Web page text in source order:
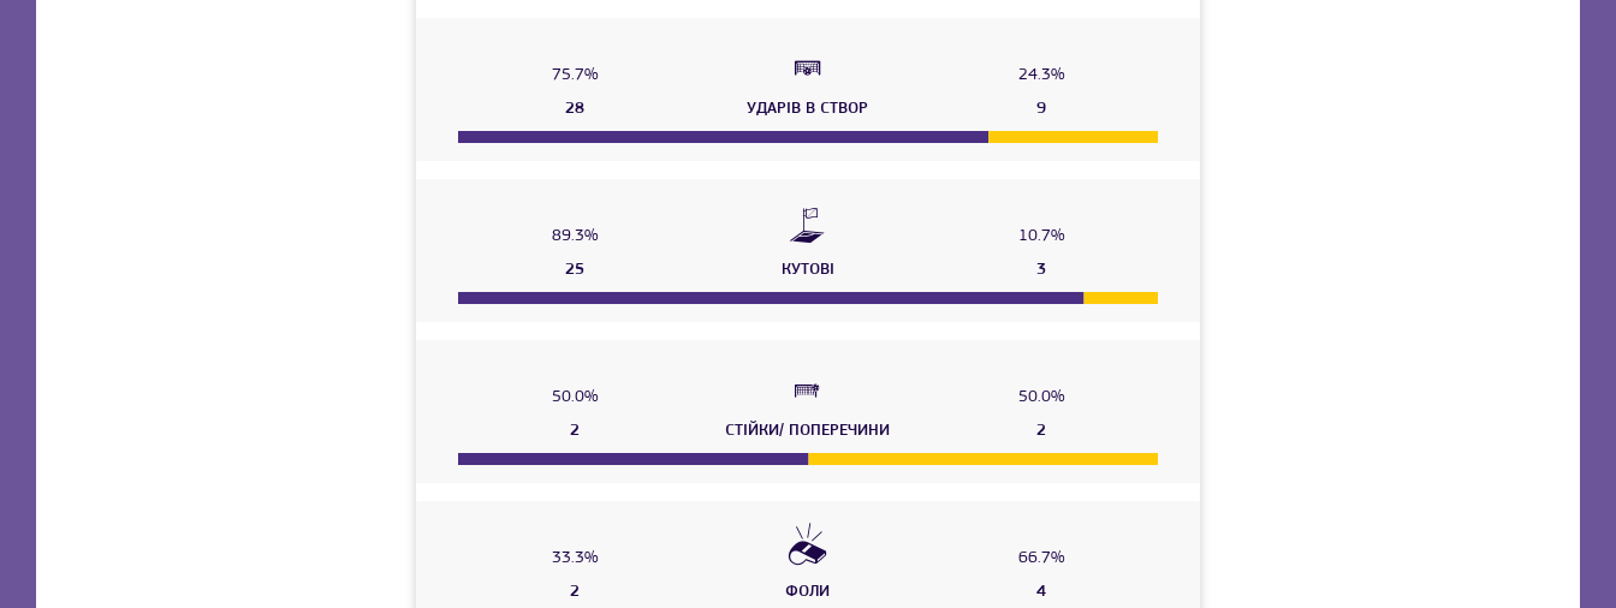
75.7%
24.3%
28
УДАРІВ В СТВОР 9
89.3%
10.7%
25
КУТОВІ 3
50.0%
50.0%
2
СТІЙКИ/ ПОПЕРЕЧИНИ 2
33.3%
66.7%
2
ФОЛИ 4